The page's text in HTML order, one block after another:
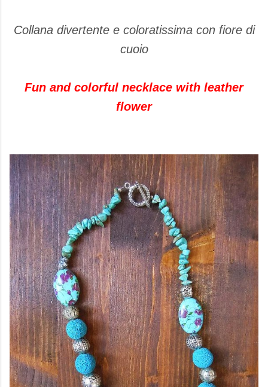
Collana divertente e coloratissima con fiore di
cuoio
Fun and colorful necklace with leather
flower